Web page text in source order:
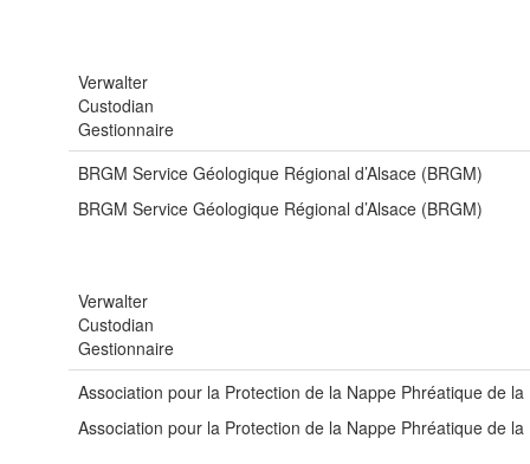
Verwalter
Custodian
Gestionnaire
BRGM Service Géologique Régional d’Alsace (BRGM)
BRGM Service Géologique Régional d’Alsace (BRGM)
Verwalter
Custodian
Gestionnaire
Association pour la Protection de la Nappe Phréatique de
Association pour la Protection de la Nappe Phréatique de